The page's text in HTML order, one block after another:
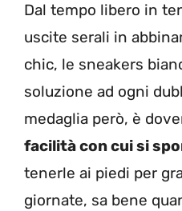
Dal tempo libero in
uscite serali in
chic, le sneakers
soluzione ad ogni
medaglia però, è
facilità con cui si
tenerle ai piedi per
giornate, sa bene